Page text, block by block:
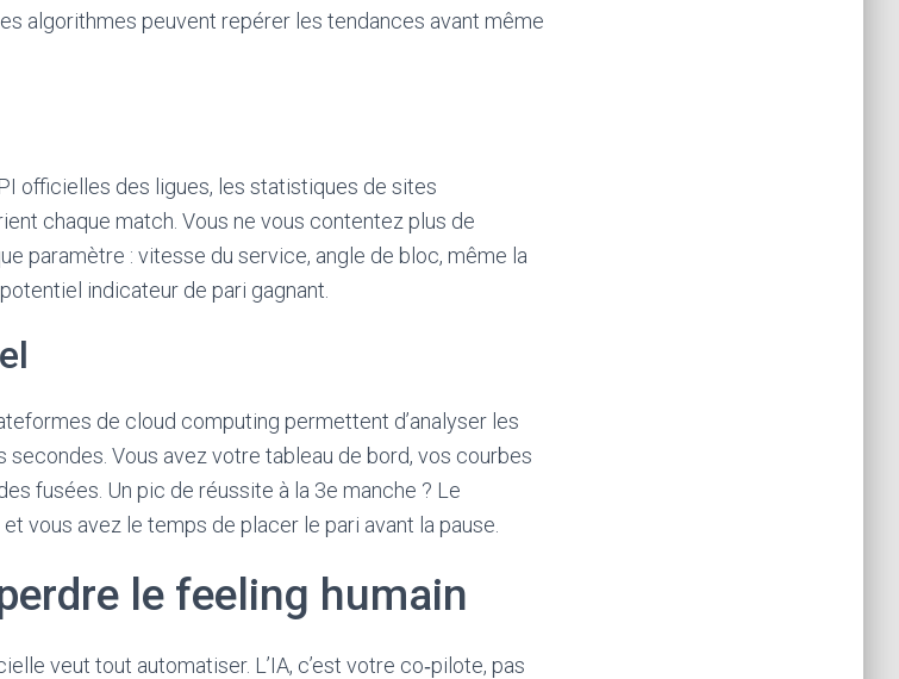
algorithmes peuvent repérer les tendances avant même
officielles des ligues, les statistiques de sites
chaque match. Vous ne vous contentez plus de
paramètre : vitesse du service, angle de bloc, même la
indicateur de pari gagnant.
de cloud computing permettent d’analyser les
Vous avez votre tableau de bord, vos courbes
fusées. Un pic de réussite à la 3e manche ? Le
vous avez le temps de placer le pari avant la pause.
le feeling humain
veut tout automatiser. L’IA, c’est votre co‑pilote, pas